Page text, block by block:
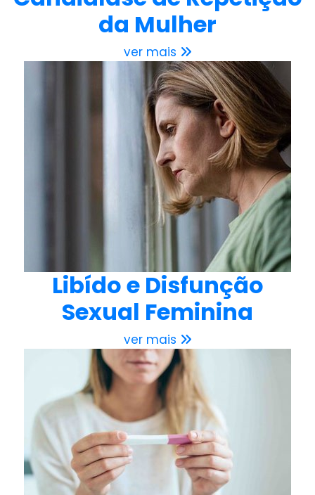
da Mulher
ver mais
Libído e Disfunção
Sexual Feminina
ver mais